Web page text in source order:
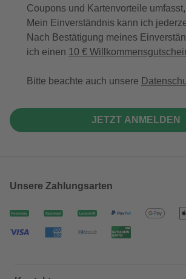
Coupons und Kartenvorteile
Mein Einverständnis kann ich
Nach Bestätigung meines
ich einen 10 €
Bitte beachte auch unsere
JETZT ANMELDEN
Unsere Zahlungsarten